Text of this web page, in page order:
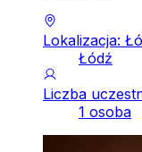
Lokalizacja:
Łódź
Liczba
1 osoba